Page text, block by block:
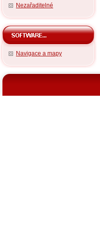
Nezařaditelné
Navigace a mapy